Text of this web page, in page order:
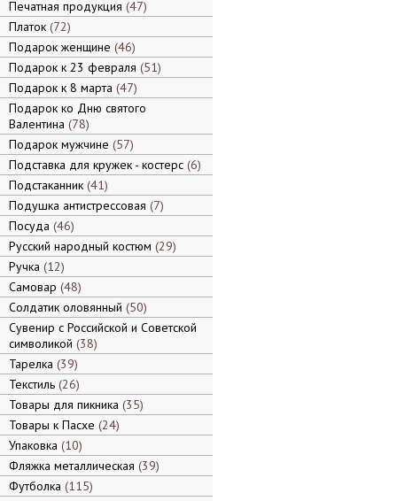
Печатная продукция 47
Платок 72
Подарок женщине 46
Подарок к 23 февраля 51
Подарок к 8 марта 47
Подарок ко Дню святого
Валентина 78
Подарок мужчине 57
Подставка для кружек - костерс 6
Подстаканник 41
Подушка антистрессовая 7
Посуда 46
Русский народный костюм 29
Ручка 12
Самовар 48
Солдатик оловянный 50
Сувенир с Российской и Советской
символикой 38
Тарелка 39
Текстиль 26
Товары для пикника 35
Товары к Пасхе 24
Упаковка 10
Фляжка металлическая 39
Футболка 115